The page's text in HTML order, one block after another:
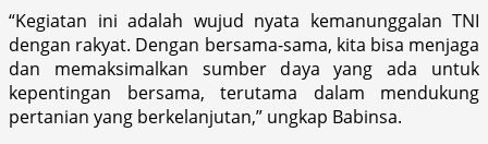
“Kegiatan ini adalah wujud nyata kemanunggalan TNI
dengan rakyat. Dengan bersama-sama, kita bisa menjaga
dan memaksimalkan sumber daya yang ada untuk
kepentingan bersama, terutama dalam mendukung
pertanian yang berkelanjutan,” ungkap Babinsa.